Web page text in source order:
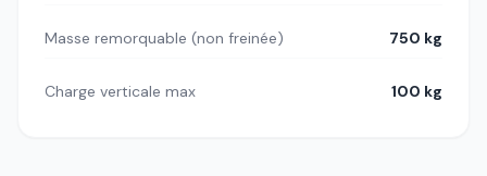
Masse remorquable (non freinée) 750 kg
Charge verticale max 100 kg